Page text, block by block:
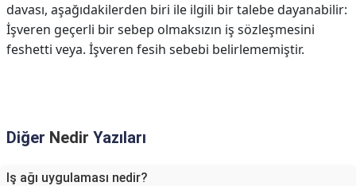
davası, aşağıdakilerden biri ile ilgili bir talebe dayanabilir:
İşveren geçerli bir sebep olmaksızın iş sözleşmesini
feshetti veya. İşveren fesih sebebi belirlememiştir.
Diğer Nedir Yazıları
Iş ağı uygulaması nedir?